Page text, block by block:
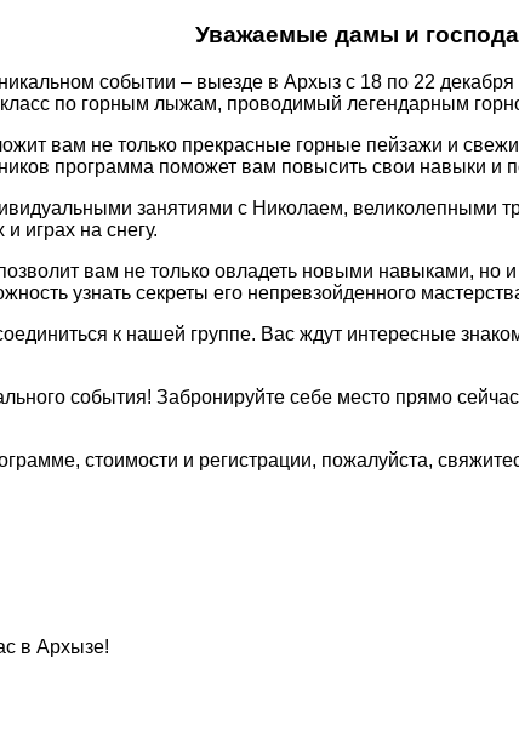
Уважаемые дамы и
событии – выезде в Архыз с 18 по 22 декабря
по горным лыжам, проводимый легендарным
вам не только прекрасные горные пейзажи и
программа поможет вам повысить свои навыки и
занятиями с Николаем, великолепными
играх на снегу.
вам не только овладеть новыми навыками,
узнать секреты его непревзойденного
к нашей группе. Вас ждут интересные
события! Забронируйте себе место прямо
стоимости и регистрации, пожалуйста,
в Архызе!